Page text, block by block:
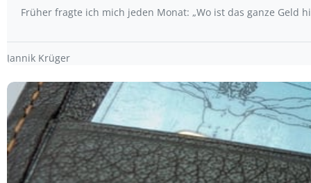
Früher fragte ich mich jeden Monat: „Wo ist das ganze Geld
Jannik Krüger